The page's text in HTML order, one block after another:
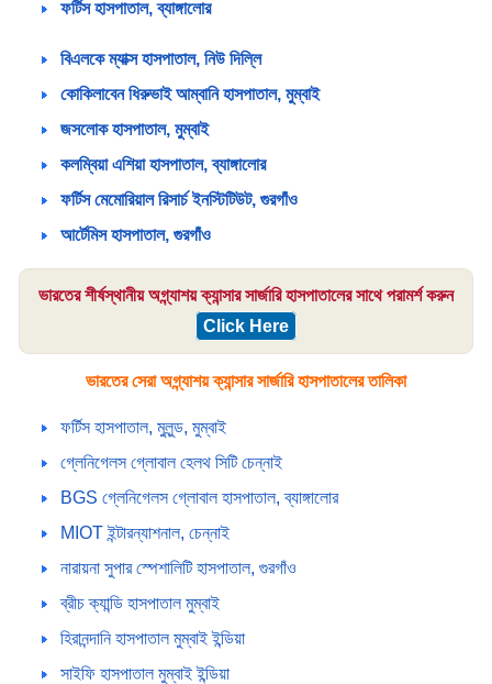
ফর্টিস হাসপাতাল, ব্যাঙ্গালোর
বিএলকে ম্যাক্স হাসপাতাল, নিউ দিল্লি
কোকিলাবেন ধিরুভাই আম্বানি হাসপাতাল, মুম্বাই
জসলোক হাসপাতাল, মুম্বাই
কলম্বিয়া এশিয়া হাসপাতাল, ব্যাঙ্গালোর
ফর্টিস মেমোরিয়াল রিসার্চ ইনস্টিটিউট, গুরগাঁও
আর্টেমিস হাসপাতাল, গুরগাঁও
ভারতের শীর্ষস্থানীয় অগ্ন্যাশয় ক্যান্সার সার্জারি হাসপাতালের সাথে পরামর্শ করুন
Click Here
ভারতের সেরা অগ্ন্যাশয় ক্যান্সার সার্জারি হাসপাতালের তালিকা
ফর্টিস হাসপাতাল, মুলুন্ড, মুম্বাই
গ্লেনিগেলস গ্লোবাল হেলথ সিটি চেন্নাই
BGS গ্লেনিগেলস গ্লোবাল হাসপাতাল, ব্যাঙ্গালোর
MIOT ইন্টারন্যাশনাল, চেন্নাই
নারায়না সুপার স্পেশালিটি হাসপাতাল, গুরগাঁও
ব্রীচ ক্যান্ডি হাসপাতাল মুম্বাই
হিরানন্দানি হাসপাতাল মুম্বাই ইন্ডিয়া
সাইফি হাসপাতাল মুম্বাই ইন্ডিয়া